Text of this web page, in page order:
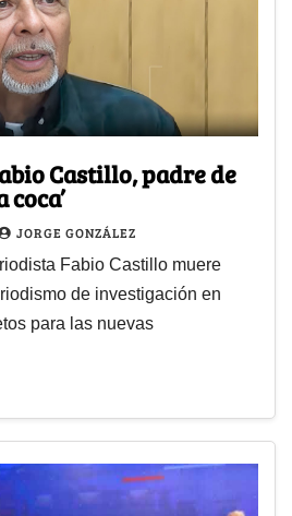
Castillo, padre de
coca’
JORGE GONZÁLEZ
Fabio Castillo muere
de investigación en
para las nuevas